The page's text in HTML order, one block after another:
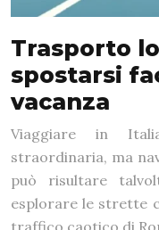
Trasporto
spostarsi
vacanza
Viaggiare in
straordinaria, ma
può risultare
esplorare le strette